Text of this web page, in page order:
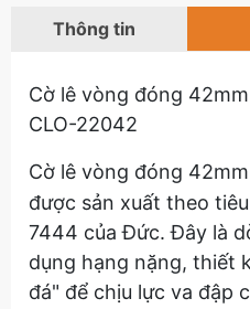
Thông tin
Cờ lê vòng đóng
CLO-22042
Cờ lê vòng đóng
được sản xuất theo
7444 của Đức. Đây là
dụng hạng nặng, thiết
đá" để chịu lực va đập